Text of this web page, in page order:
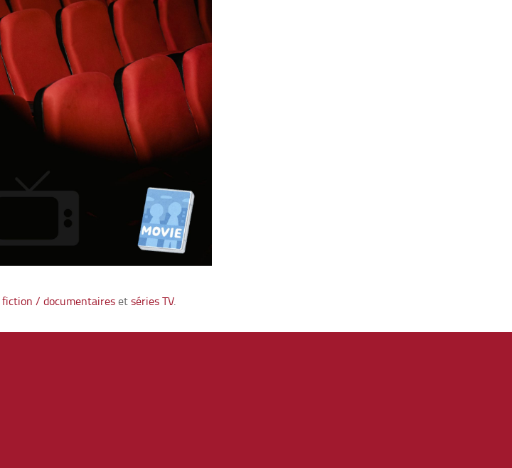
fiction / documentairesetséries TV.